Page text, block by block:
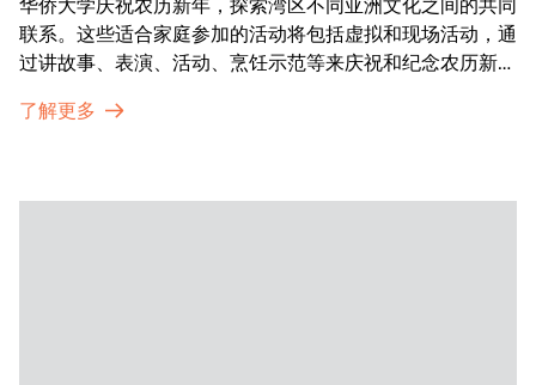
华侨大学庆祝农历新年，探索湾区不同亚洲文化之间的共同
联系。这些适合家庭参加的活动将包括虚拟和现场活动，通
过讲故事、表演、活动、烹饪示范等来庆祝和纪念农历新年
通过亲身参与和虚拟的治疗圈来相互支持。
了解更多